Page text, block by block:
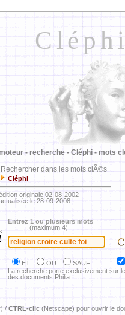
- recherche - Cléphi - mots
Rechercher dans les mots clÃ©s
Cléphi
originale 02-08-2002
le 28-09-2008
Entrez 1 ou plusieurs mots
(maximum 4)
ET OU
SAUF
La recherche porte exclusivement sur
des documents Philia.
/ CTRL-clic (Netscape) pour ouvrir le